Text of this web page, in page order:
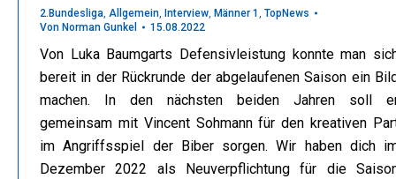
2.Bundesliga, Allgemein, Interview, Männer 1 , TopNews
Von Norman Gunkel 15.08.2022
Von Luka Baumgarts Defensivleistung konnte man
bereit in der Rückrunde der abgelaufenen Saison ein
machen. In den nächsten beiden Jahren soll
gemeinsam mit Vincent Sohmann für den kreativen
im Angriffsspiel der Biber sorgen. Wir haben dich
Dezember 2022 als Neuverpflichtung für die